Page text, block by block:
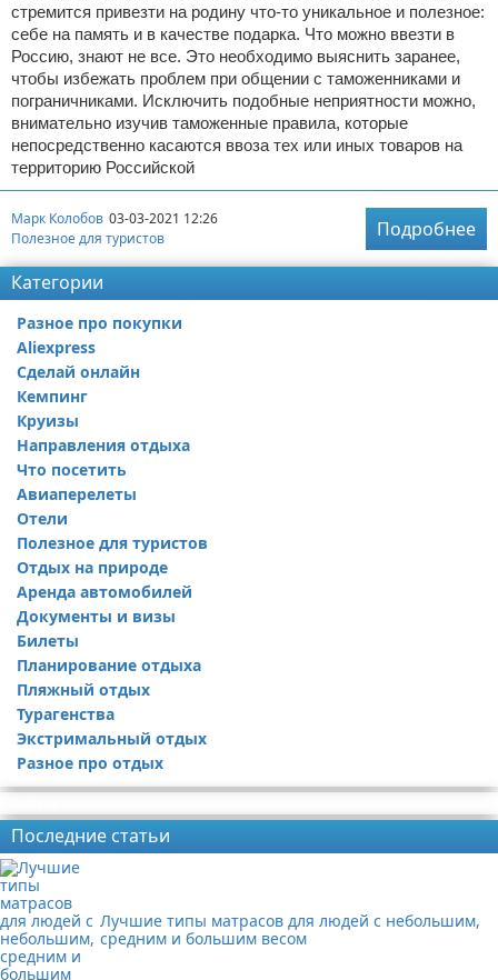
стремится привезти на родину что-то уникальное и полезное:
себе на память и в качестве подарка. Что можно ввезти в
Россию, знают не все. Это необходимо выяснить заранее,
чтобы избежать проблем при общении с таможенниками и
пограничниками. Исключить подобные неприятности можно,
внимательно изучив таможенные правила, которые
непосредственно касаются ввоза тех или иных товаров на
территорию Российской
Марк Колобов 03-03-2021 12:26
Полезное для туристов
Подробнее
Категории
Разное про покупки
Aliexpress
Сделай онлайн
Кемпинг
Круизы
Направления отдыха
Что посетить
Авиаперелеты
Отели
Полезное для туристов
Отдых на природе
Аренда автомобилей
Документы и визы
Билеты
Планирование отдыха
Пляжный отдых
Турагенства
Экстримальный отдых
Разное про отдых
Последние статьи
Лучшие типы матрасов для людей с небольшим,
средним и большим весом